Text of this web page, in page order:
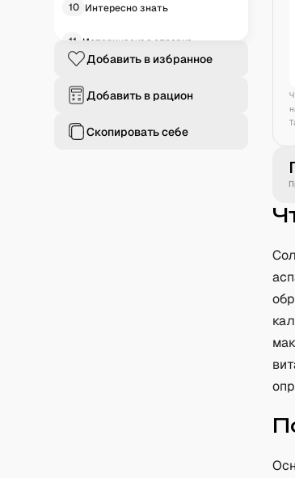
10 Интересно знать
11 Историческая справка
Добавить в избранное
Добавить в рацион
Скопировать себе